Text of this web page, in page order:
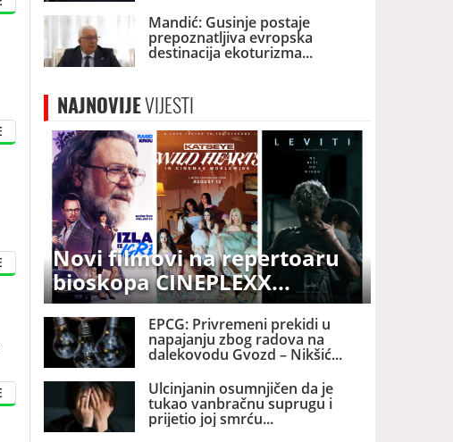
Mandić: Gusinje postaje
prepoznatljiva evropska
destinacija ekoturizma
NAJNOVIJEVIJESTI
Novi filmovi na repertoaru
bioskopa CINEPLEXX
EPCG: Privremeni prekidi u
napajanju zbog radova na
dalekovodu Gvozd – Nikšić
Ulcinjanin osumnjičen da je
tukao vanbračnu suprugu i
prijetio joj smrću